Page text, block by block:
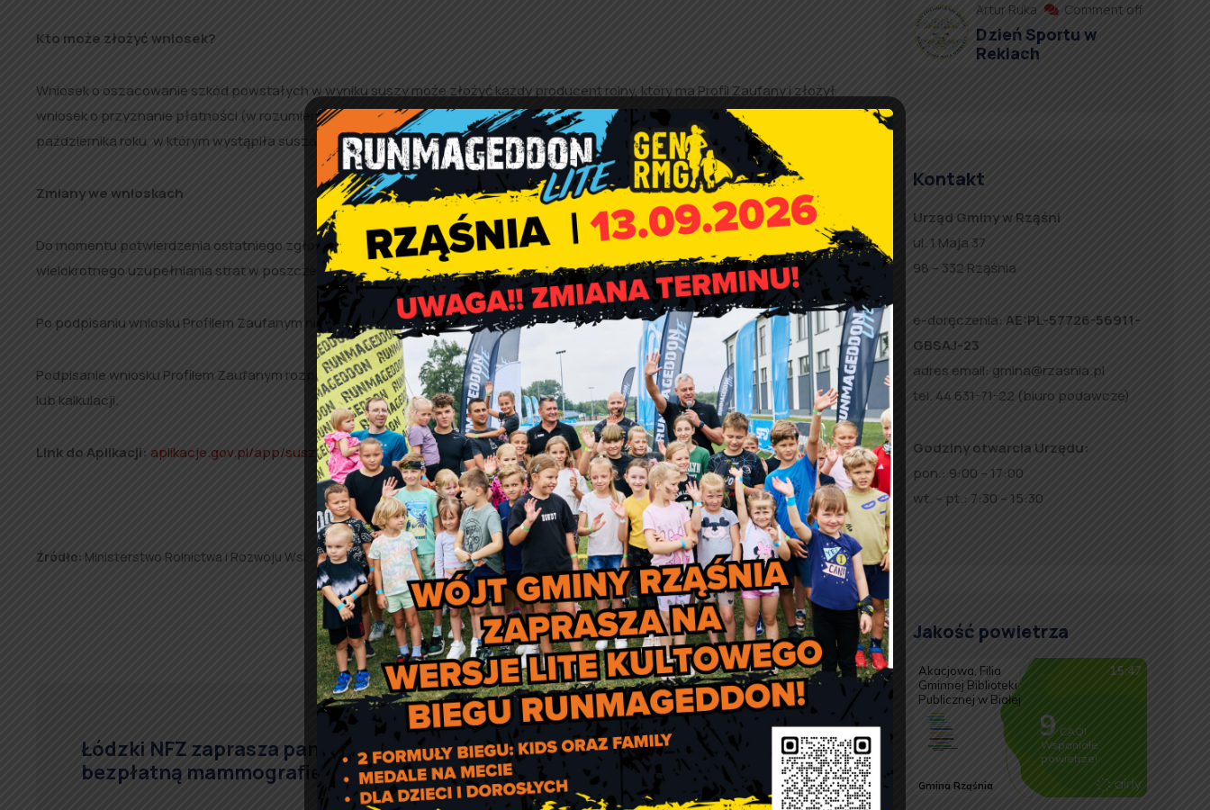
Kto może złożyć wniosek?
Wniosek o oszacowanie szkód powstałych w wyniku suszy może złożyć każdy producent rolny, który ma Profil Zaufany i złożył
wniosek o przyznanie płatności (w rozumieniu przepisów o płatnościach, w ramach systemów wsparcia bezpośredniego) do 15
października roku, w którym wystąpiła susza.
Zmiany we wnioskach
Do momentu potwierdzenia ostatniego zgłoszenia przez podpisanie wniosku Profilem Zaufanym, producent rolny ma prawo do
wielokrotnego uzupełniania strat w poszczególnych uprawach i wprowadzania innych zmian we wniosku.
Po podpisaniu wniosku Profilem Zaufanym nie można wprowadzać dalszych zgłoszeń ani zmian we wniosku.
Podpisanie wniosku Profilem Zaufanym rozpoczyna proces generowania protokołu oszacowania strat w gospodarstwie rolnym
lub kalkulacji.
Link do Aplikacji: aplikacje.gov.pl/app/susza/#/campaign.
Źródło: Ministerstwo Rolnictwa i Rozwoju Wsi.
Łódzki NFZ zaprasza panie na
bezpłatną mammografię
Informacja o pracy Centrum
Kulturalno-Sportowego w dniu
11.07
Artur Ruka Comment off
Dzień Sportu w
Reklach
Kontakt
Urząd Gminy w Rząśni
ul. 1 Maja 37
98 – 332 Rząśnia
e-doręczenia: AE:PL-57726-56911-
GBSAJ-23
adres email: gmina@rzasnia.pl
tel. 44 631-71-22 (biuro podawcze)
Godziny otwarcia Urzędu:
pon.: 9:00 – 17:00
wt. – pt.: 7:30 – 15:30
Jakość powietrza